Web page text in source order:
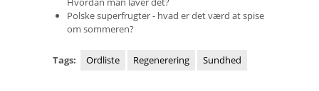
Polske superfrugter - hvad er det værd at spise
om sommeren?
Tags: Ordliste Regenerering Sundhed